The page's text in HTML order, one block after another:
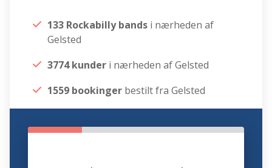
133 Rockabilly bands i nærheden af
Gelsted
3774 kunder i nærheden af Gelsted
1559 bookinger bestilt fra Gelsted